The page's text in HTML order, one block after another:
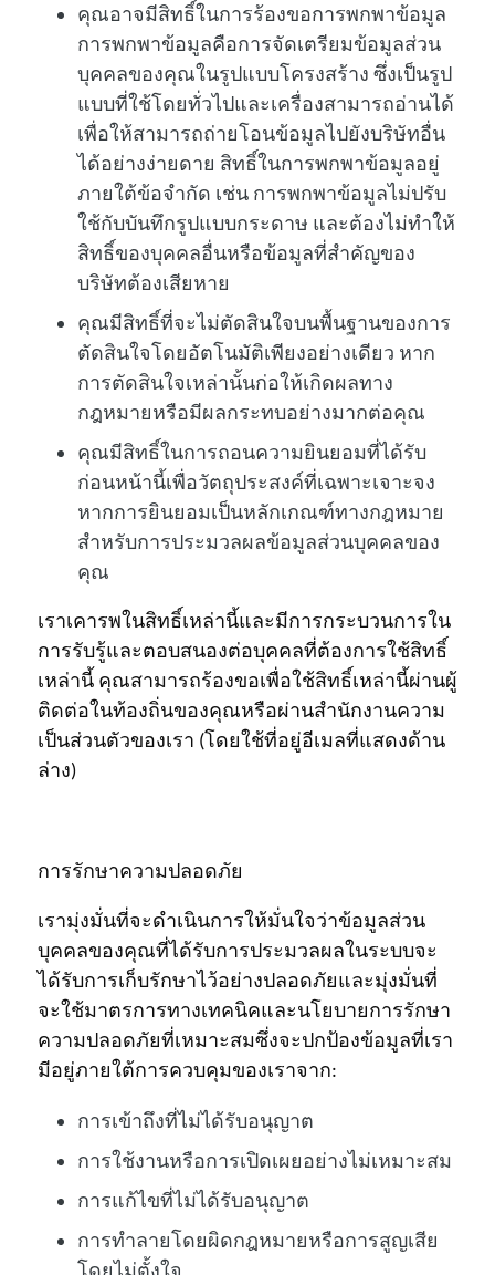
คุณอาจมีสิทธิ์ในการร้องขอการพกพาข้อมูล
การพกพาข้อมูลคือการจัดเตรียมข้อมูลส่วน
บุคคลของคุณในรูปแบบโครงสร้าง ซึ่งเป็นรูป
แบบที่ใช้โดยทั่วไปและเครื่องสามารถอ่านได้
เพื่อให้สามารถถ่ายโอนข้อมูลไปยังบริษัทอื่น
ได้อย่างง่ายดาย สิทธิ์ในการพกพาข้อมูลอยู่
ภายใต้ข้อจำกัด เช่น การพกพาข้อมูลไม่ปรับ
ใช้กับบันทึกรูปแบบกระดาษ และต้องไม่ทำให้
สิทธิ์ของบุคคลอื่นหรือข้อมูลที่สำคัญของ
บริษัทต้องเสียหาย
คุณมีสิทธิ์ที่จะไม่ตัดสินใจบนพื้นฐานของการ
ตัดสินใจโดยอัตโนมัติเพียงอย่างเดียว หาก
การตัดสินใจเหล่านั้นก่อให้เกิดผลทาง
กฎหมายหรือมีผลกระทบอย่างมากต่อคุณ
คุณมีสิทธิ์ในการถอนความยินยอมที่ได้รับ
ก่อนหน้านี้เพื่อวัตถุประสงค์ที่เฉพาะเจาะจง
หากการยินยอมเป็นหลักเกณฑ์ทางกฎหมาย
สำหรับการประมวลผลข้อมูลส่วนบุคคลของ
คุณ
เราเคารพในสิทธิ์เหล่านี้และมีการกระบวนการใน
การรับรู้และตอบสนองต่อบุคคลที่ต้องการใช้สิทธิ์
เหล่านี้ คุณสามารถร้องขอเพื่อใช้สิทธิ์เหล่านี้ผ่านผู้
ติดต่อในท้องถิ่นของคุณหรือผ่านสำนักงานความ
เป็นส่วนตัวของเรา (โดยใช้ที่อยู่อีเมลที่แสดงด้าน
ล่าง)
การรักษาความปลอดภัย
เรามุ่งมั่นที่จะดำเนินการให้มั่นใจว่าข้อมูลส่วน
บุคคลของคุณที่ได้รับการประมวลผลในระบบจะ
ได้รับการเก็บรักษาไว้อย่างปลอดภัยและมุ่งมั่นที่
จะใช้มาตรการทางเทคนิคและนโยบายการรักษา
ความปลอดภัยที่เหมาะสมซึ่งจะปกป้องข้อมูลที่เรา
มีอยู่ภายใต้การควบคุมของเราจาก:
การเข้าถึงที่ไม่ได้รับอนุญาต
การใช้งานหรือการเปิดเผยอย่างไม่เหมาะสม
การแก้ไขที่ไม่ได้รับอนุญาต
การทำลายโดยผิดกฎหมายหรือการสูญเสีย